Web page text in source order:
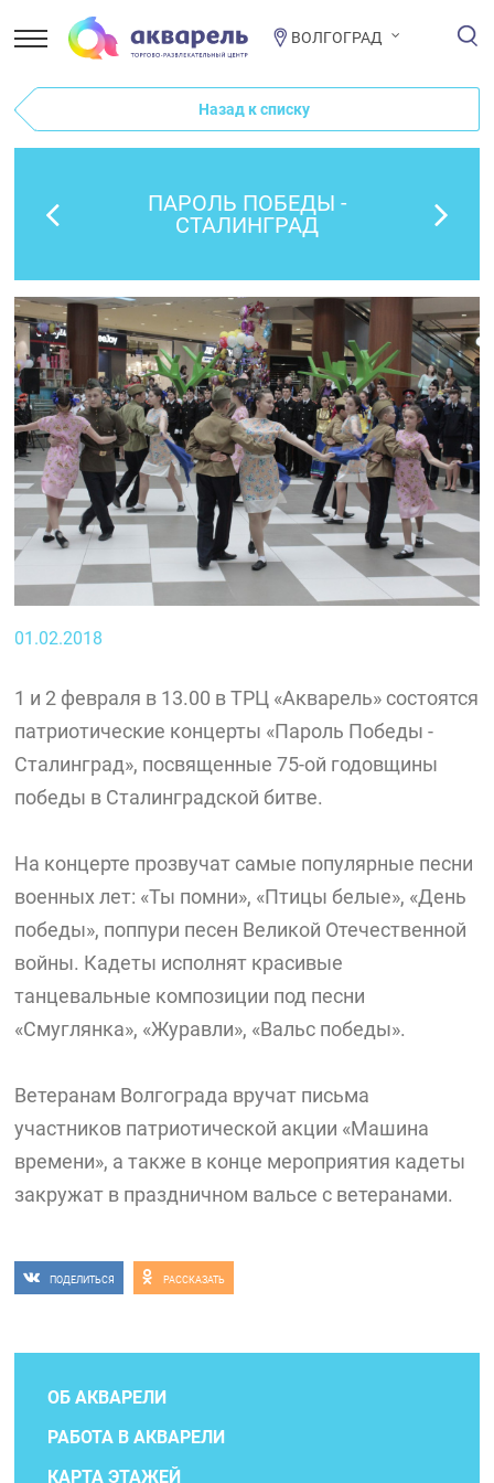
ВОЛГОГРАД
Назад к списку
ПАРОЛЬ ПОБЕДЫ -
СТАЛИНГРАД
01.02.2018
1 и 2 февраля в 13.00 в ТРЦ «Акварель» состоятся
патриотические концерты «Пароль Победы -
Сталинград», посвященные 75-ой годовщины
победы в Сталинградской битве.
На концерте прозвучат самые популярные песни
военных лет: «Ты помни», «Птицы белые», «День
победы», поппури песен Великой Отечественной
войны. Кадеты исполнят красивые
танцевальные композиции под песни
«Смуглянка», «Журавли», «Вальс победы».
Ветеранам Волгограда вручат письма
участников патриотической акции «Машина
времени», а также в конце мероприятия кадеты
закружат в праздничном вальсе с ветеранами.
ПОДЕЛИТЬСЯ РАССКАЗАТЬ
ОБ АКВАРЕЛИ
РАБОТА В АКВАРЕЛИ
КАРТА ЭТАЖЕЙ